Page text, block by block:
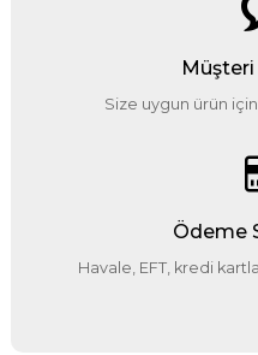
Size uygun ürün
Ödeme
Havale, EFT, kredi